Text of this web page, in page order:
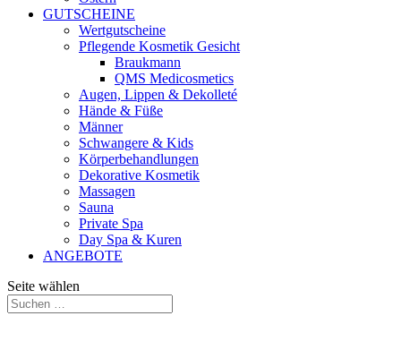
GUTSCHEINE
Wertgutscheine
Pflegende Kosmetik Gesicht
Braukmann
QMS Medicosmetics
Augen, Lippen & Dekolleté
Hände & Füße
Männer
Schwangere & Kids
Körperbehandlungen
Dekorative Kosmetik
Massagen
Sauna
Private Spa
Day Spa & Kuren
ANGEBOTE
Seite wählen